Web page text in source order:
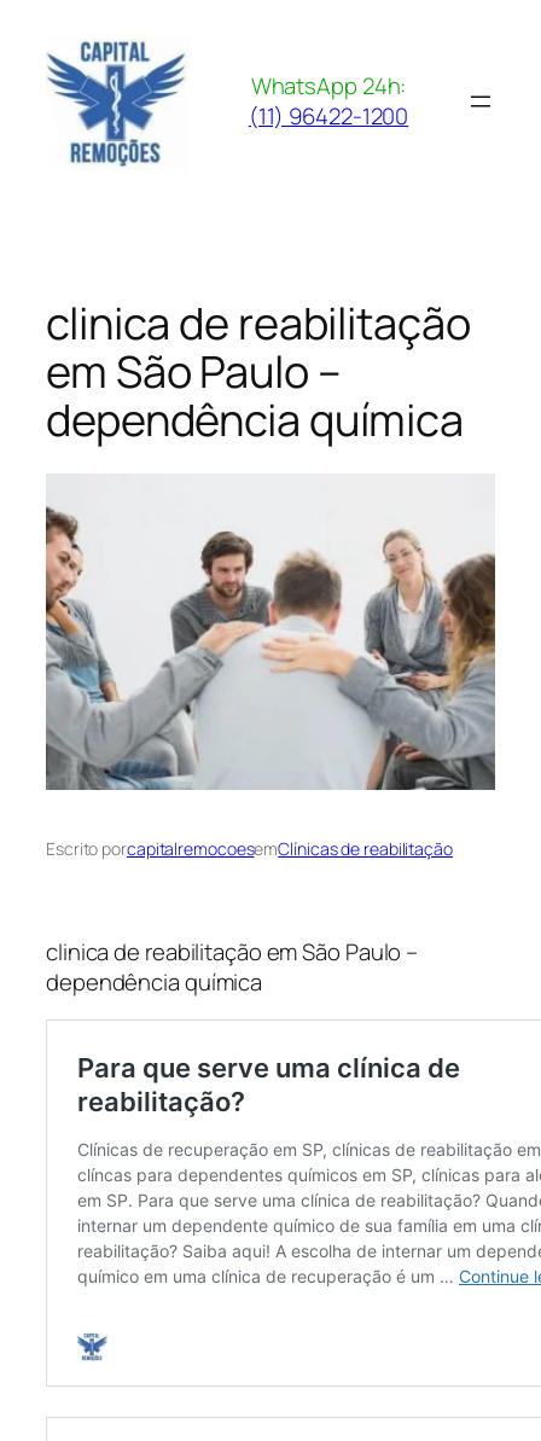
para
conteúdo
WhatsApp 24h:
(11) 96422-1200
clinica de reabilitação
em São Paulo –
dependência química
Escrito porcapitalremocoesemClínicas de reabilitação
clinica de reabilitação em São Paulo –
dependência química